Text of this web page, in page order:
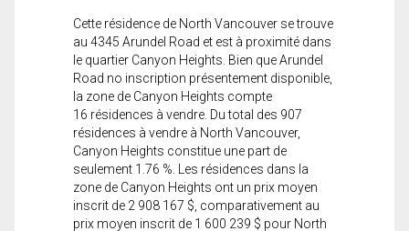
Cette résidence de North Vancouver se trouve
au 4345 Arundel Road et est à proximité dans
le quartier Canyon Heights. Bien que Arundel
Road no inscription présentement disponible,
la zone de Canyon Heights compte
16 résidences à vendre. Du total des 907
résidences à vendre à North Vancouver,
Canyon Heights constitue une part de
seulement 1.76 %. Les résidences dans la
zone de Canyon Heights ont un prix moyen
inscrit de 2 908 167 $, comparativement au
prix moyen inscrit de 1 600 239 $ pour North